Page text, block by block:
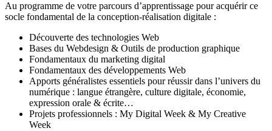
Au programme de votre parcours d’apprentissage pour acquérir ce
socle fondamental de la conception-réalisation digitale :
Découverte des technologies Web
Bases du Webdesign & Outils de production graphique
Fondamentaux du marketing digital
Fondamentaux des développements Web
Apports généralistes essentiels pour réussir dans l’univers du
numérique : langue étrangère, culture digitale, économie,
expression orale & écrite…
Projets professionnels : My Digital Week & My Creative
Week